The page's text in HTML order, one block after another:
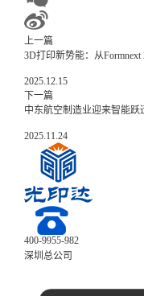
上一篇
3D打印新势能：从
2025.12.15
下一篇
中东航空制造业迎来智能
2025.11.24
400-9955-982
深圳总公司